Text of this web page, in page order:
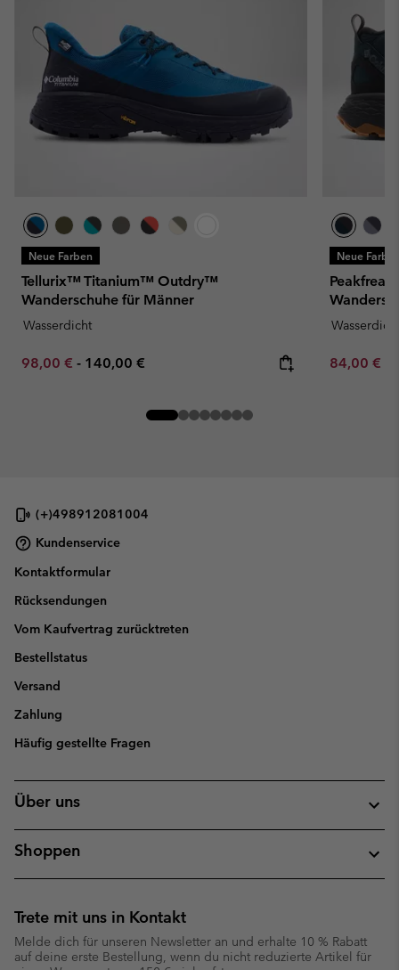
Neue Farben
Tellurix™ Titanium™ Outdry™
Wanderschuhe für Männer
Wasserdicht
Minimum sale price:
98,00 € - Maximum price:
140,00 €
Neue
Wasserdicht
Minimum
84,00 €
(+)498912081004
Kundenservice
Kontaktformular
Rücksendungen
Vom Kaufvertrag zurücktreten
Bestellstatus
Versand
Zahlung
Häufig gestellte Fragen
Über uns
Shoppen
Trete mit uns in Kontakt
Melde dich für unseren Newsletter an und erhalte 10 % Rabatt
auf deine erste Bestellung, wenn du nicht reduzierte Artikel für